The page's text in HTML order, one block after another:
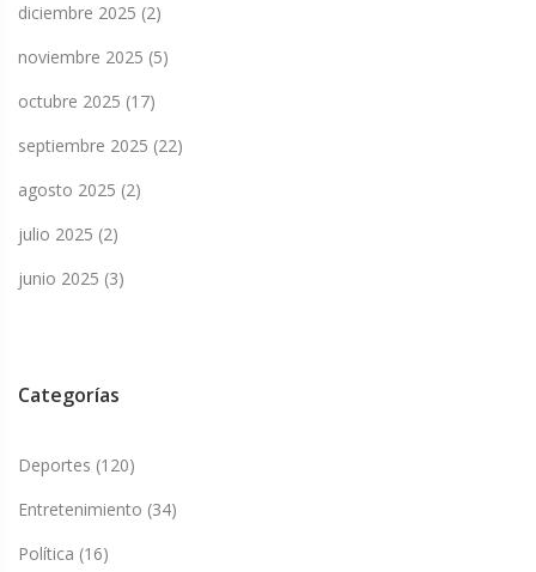
diciembre 2025 (2)
noviembre 2025 (5)
octubre 2025 (17)
septiembre 2025 (22)
agosto 2025 (2)
julio 2025 (2)
junio 2025 (3)
Categorías
Deportes (120)
Entretenimiento (34)
Política (16)